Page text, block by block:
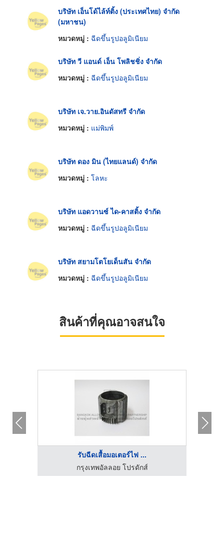
บริษัท เอ็นโด้ไล้ท์ติ้ง (ประเทศไทย) จำกัด
(มหาชน)
หมวดหมู่ : ฉีดขึ้นรูปอลูมิเนียม
บริษัท วี แอนด์ เอ็น โพลิชชิ่ง จำกัด
หมวดหมู่ : ฉีดขึ้นรูปอลูมิเนียม
บริษัท เจ.วาย.อินดัสทรี จำกัด
หมวดหมู่ : แม่พิมพ์
บริษัท ดอง มิน (ไทยแลนด์) จำกัด
หมวดหมู่ : โลหะ
บริษัท แอดวานซ์ ได-คาสติ้ง จำกัด
หมวดหมู่ : ฉีดขึ้นรูปอลูมิเนียม
บริษัท สยามโตโยเด็นสัน จำกัด
หมวดหมู่ : ฉีดขึ้นรูปอลูมิเนียม
สินค้าที่คุณอาจสนใจ
รับฉีดเสื้อมอเตอร์ไฟ ...
กรุงเทพอัลลอย โปรดักส์